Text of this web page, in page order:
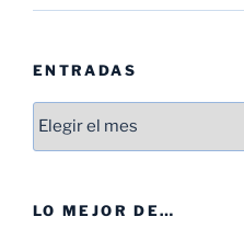
ENTRADAS
Entradas
LO MEJOR DE…